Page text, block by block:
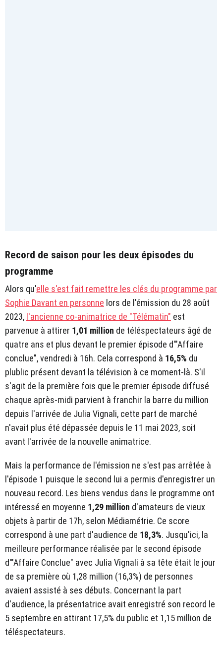
Record de saison pour les deux épisodes du
programme
Alors qu'elle s'est fait remettre les clés du programme par
Sophie Davant en personne lors de l'émission du 28 août
2023, l'ancienne co-animatrice de "Télématin" est
parvenue à attirer 1,01 million de téléspectateurs âgé de
quatre ans et plus devant le premier épisode d'"Affaire
conclue", vendredi à 16h. Cela correspond à 16,5% du
plublic présent devant la télévision à ce moment-là. S'il
s'agit de la première fois que le premier épisode diffusé
chaque après-midi parvient à franchir la barre du million
depuis l'arrivée de Julia Vignali, cette part de marché
n'avait plus été dépassée depuis le 11 mai 2023, soit
avant l'arrivée de la nouvelle animatrice.
Mais la performance de l'émission ne s'est pas arrêtée à
l'épisode 1 puisque le second lui a permis d'enregistrer un
nouveau record. Les biens vendus dans le programme ont
intéressé en moyenne 1,29 million d'amateurs de vieux
objets à partir de 17h, selon Médiamétrie. Ce score
correspond à une part d'audience de 18,3%. Jusqu'ici, la
meilleure performance réalisée par le second épisode
d'"Affaire Conclue" avec Julia Vignali à sa tête était le jour
de sa première où 1,28 million (16,3%) de personnes
avaient assisté à ses débuts. Concernant la part
d'audience, la présentatrice avait enregistré son record le
5 septembre en attirant 17,5% du public et 1,15 million de
téléspectateurs.